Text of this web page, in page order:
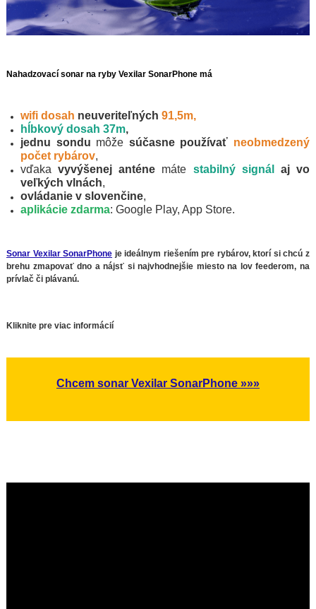
Nahadzovací sonar na ryby Vexilar SonarPhone má
wifi dosah neuveriteľných 91,5m,
hĺbkový dosah 37m,
jednu sondu môže súčasne používať neobmedzený
počet rybárov,
vďakavyvýšenej anténe máte stabilný signál
aj vo
veľkých vlnách,
ovládanie v slovenčine,
aplikácie zdarma: Google Play, App Store.
Sonar Vexilar SonarPhone je ideálnym riešením pre rybárov, ktorí si chcú z
brehu zmapovať dno a nájsť si najvhodnejšie miesto na lov feederom, na
prívlač či plávanú.
Kliknite pre viac informácií
Chcem sonar Vexilar SonarPhone »»»